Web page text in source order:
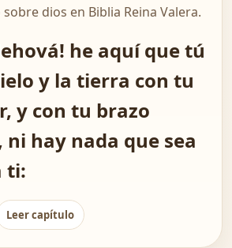
dios en Biblia Reina Valera.
he aquí que tú
y la tierra con tu
y con tu brazo
hay nada que sea
ti:
Leer capítulo